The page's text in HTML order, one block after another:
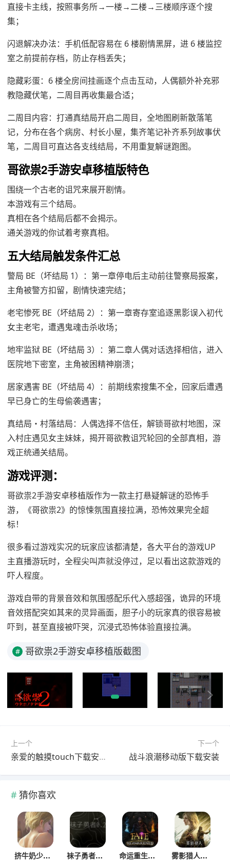
直接卡主线，按照事务所→一楼→二楼→三楼顺序逐个搜
集；
闪退解决办法：手机低配容易在 6 楼剧情黑屏，进 6 楼监控
室之前提前存档，防止存档丢失；
隐藏彩蛋：6 楼全房间挂画逐个点击互动，人偶额外补充邪
教隐藏伏笔，二周目再收集最合适；
二周目内容：打通真结局开启二周目，全地图刷新散落笔
记，分布在各个病房、村长小屋，集齐笔记补齐系列故事伏
笔，二周目可直达各支线结局，不用重复解谜跑图。
哥欲祟2手游安卓移植版特色
围绕一个古老的诅咒来展开剧情。
本游戏有三个结局。
真相在各个结局后都不会揭示。
通关游戏的你试着考察真相。
五大结局触发条件汇总
警局 BE（坏结局 1）：第一章停电后主动前往警察局报案，
主角被警方扣留，剧情快速完结；
老宅惨死 BE（坏结局 2）：第一章寄存室追逐黑影误入初代
女主老宅，遭遇鬼魂击杀收场；
地牢监狱 BE（坏结局 3）：第二章人偶对话选择相信，进入
医院地下密室，主角被困精神崩溃；
居家遇害 BE（坏结局 4）：前期线索搜集不全，回家后遭遇
早已身亡的生母偷袭遇害；
真结局・村落结局：人偶选择不信任，解锁哥欲村地图，深
入村庄遇见女主妹妹，揭开哥欲教诅咒轮回的全部真相，游
戏正统通关结局。
游戏评测：
哥欲祟2手游安卓移植版作为一款主打悬疑解谜的恐怖手
游，《哥欲祟2》的惊悚氛围直接拉满，恐怖效果完全超
标！
很多看过游戏实况的玩家应该都清楚，各大平台的游戏UP
主直播游玩时，全程尖叫声就没停过，足以看出这款游戏的
吓人程度。
游戏自带的背景音效和氛围感配乐代入感超强，诡异的环境
音效搭配突如其来的灵异画面，胆子小的玩家真的很容易被
吓到，甚至直接被吓哭，沉浸式恐怖体验直接拉满。
# 哥欲祟2手游安卓移植版截图
上一个
亲爱的触摸touch下载安卓移植版
下一个
战斗浪潮移动版下载安装
猜你喜欢
挤牛奶少女手游最新版 袜子勇者安卓下载安装 命运重生解锁版下载 雾影猎人安卓移植版